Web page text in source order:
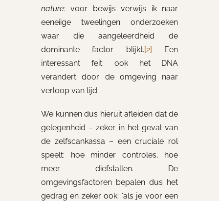
nature: voor bewijs verwijs ik naar
eeneiige tweelingen onderzoeken
waar die aangeleerdheid de
dominante factor blijkt.[2] Een
interessant feit: ook het DNA
verandert door de omgeving naar
verloop van tijd.
We kunnen dus hieruit afleiden dat de
gelegenheid – zeker in het geval van
de zelfscankassa – een cruciale rol
speelt: hoe minder controles, hoe
meer diefstallen. De
omgevingsfactoren bepalen dus het
gedrag en zeker ook: ‘als je voor een